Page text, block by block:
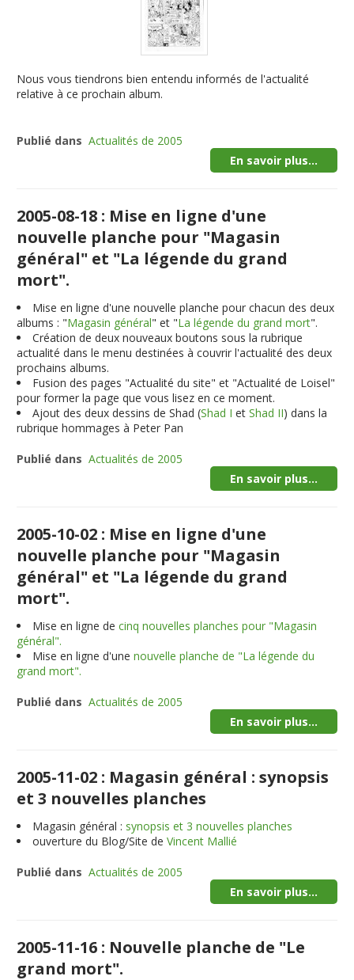
Nous vous tiendrons bien entendu informés de l'actualité
relative à ce prochain album.
Publié dans Actualités de 2005
En savoir plus...
2005-08-18 : Mise en ligne d'une
nouvelle planche pour "Magasin
général" et "La légende du grand
mort".
Mise en ligne d'une nouvelle planche pour chacun des deux
albums : "Magasin général" et "La légende du grand mort".
Création de deux nouveaux boutons sous la rubrique
actualité dans le menu destinées à couvrir l'actualité des deux
prochains albums.
Fusion des pages "Actualité du site" et "Actualité de Loisel"
pour former la page que vous lisez en ce moment.
Ajout des deux dessins de Shad (Shad I etShad II) dans la
rubrique hommages à Peter Pan
Publié dans Actualités de 2005
En savoir plus...
2005-10-02 : Mise en ligne d'une
nouvelle planche pour "Magasin
général" et "La légende du grand
mort".
Mise en ligne decinq nouvelles planches pour "Magasin
général".
Mise en ligne d'unenouvelle planche de "La légende du
grand mort".
Publié dans Actualités de 2005
En savoir plus...
2005-11-02 : Magasin général : synopsis
et 3 nouvelles planches
Magasin général : synopsis et 3 nouvelles planches
ouverture du Blog/Site deVincent Mallié
Publié dans Actualités de 2005
En savoir plus...
2005-11-16 : Nouvelle planche de "Le
grand mort".